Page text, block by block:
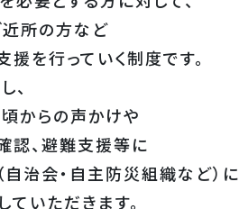
近所の方など
を行っていく制度です。
、
からの声かけや
認、避難支援等に
治会・自主防災組織など）に
いただきます。